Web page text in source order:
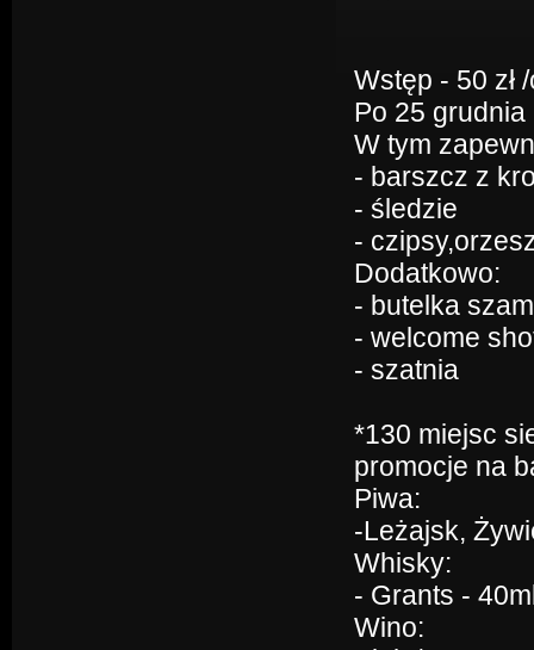
Wstęp - 50 zł
Po 25 grudnia
W tym
- barszcz z
- śledzie
-
Dodatkowo:
- butelka
- welcome
- szatnia
*130 miejsc
promocje na
Piwa:
-Leżajsk,
Whisky:
- Grants -
Wino: